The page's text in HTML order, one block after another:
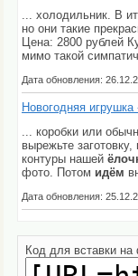
... холодильник. В
но они такие
Цена: 2800 рублей
мимо такой
Дата обновления:
Новогодняя
... коробки или
вырежьте
контуры нашей
фото. Потом идём
Дата обновления:
Код для вставки